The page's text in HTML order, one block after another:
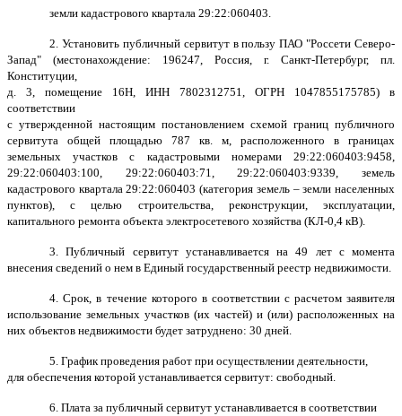
земли кадастрового квартала 29:22:060403.
2. Установить публичный сервитут в пользу ПАО "Россети Северо-
Запад" (местонахождение: 196247, Россия, г. Санкт-Петербург, пл.
Конституции,
д. 3, помещение 16Н, ИНН 7802312751, ОГРН 1047855175785) в
соответствии
с утвержденной настоящим постановлением схемой границ публичного
сервитута общей площадью 787 кв. м, расположенного в границах
земельных участков с кадастровыми номерами 29:22:060403:9458,
29:22:060403:100, 29:22:060403:71, 29:22:060403:9339, земель
кадастрового квартала 29:22:060403 (категория земель – земли населенных
пунктов), с целью строительства, реконструкции, эксплуатации,
капитального ремонта объекта электросетевого хозяйства (КЛ-0,4 кВ).
3. Публичный сервитут устанавливается на 49 лет с момента
внесения сведений о нем в Единый государственный реестр недвижимости.
4. Срок, в течение которого в соответствии с расчетом заявителя
использование земельных участков (их частей) и (или) расположенных на
них объектов недвижимости будет затруднено: 30 дней.
5. График проведения работ при осуществлении деятельности,
для обеспечения которой устанавливается сервитут: свободный.
6. Плата за публичный сервитут устанавливается в соответствии